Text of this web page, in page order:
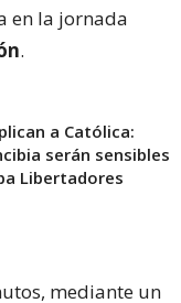
en la jornada
.
a Católica:
serán sensibles
Libertadores
mediante un